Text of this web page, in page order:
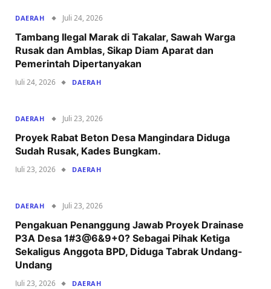
DAERAH Juli 24, 2026
Tambang Ilegal Marak di Takalar, Sawah Warga
Rusak dan Amblas, Sikap Diam Aparat dan
Pemerintah Dipertanyakan
Juli 24, 2026 DAERAH
DAERAH Juli 23, 2026
Proyek Rabat Beton Desa Mangindara Diduga
Sudah Rusak, Kades Bungkam.
Juli 23, 2026 DAERAH
DAERAH Juli 23, 2026
Pengakuan Penanggung Jawab Proyek Drainase
P3A Desa 1#3@6&9+0? Sebagai Pihak Ketiga
Sekaligus Anggota BPD, Diduga Tabrak Undang-
Undang
Juli 23, 2026 DAERAH